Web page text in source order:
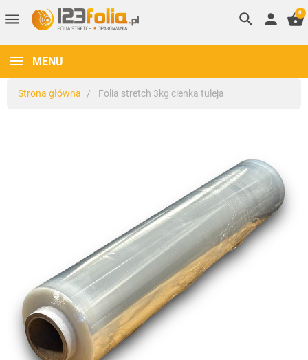
menu search person shopping_basket
0
MENU
Strona główna Folia stretch 3kg cienka tuleja
Poprzedni